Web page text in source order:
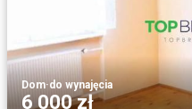
Dom·do wynajęcia
6 000 zł